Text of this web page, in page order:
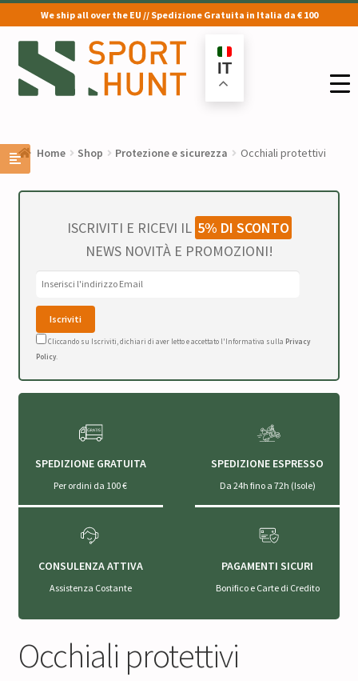
We ship all over the EU // Spedizione Gratuita in Italia da € 100
Vai
alla
navigazione
Vai
al
contenuto
IT
Home Shop Protezione e sicurezza Occhiali protettivi
ISCRIVITI E RICEVI IL 5% DI SCONTO
NEWS NOVITÀ E PROMOZIONI!
Cliccando su Iscriviti, dichiari di aver letto e accettato l'Informativa sulla Privacy
Policy.
SPEDIZIONE GRATUITA
Per ordini da 100 €
SPEDIZIONE ESPRESSO
Da 24h fino a 72h (Isole)
CONSULENZA ATTIVA
Assistenza Costante
PAGAMENTI SICURI
Bonifico e Carte di Credito
Occhiali protettivi